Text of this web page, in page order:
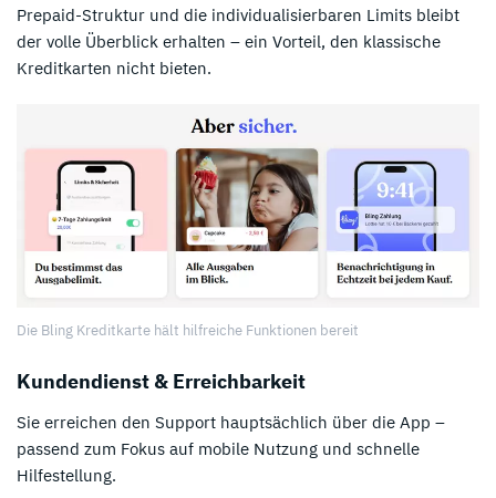
Prepaid-Struktur und die individualisierbaren Limits bleibt
der volle Überblick erhalten – ein Vorteil, den klassische
Kreditkarten nicht bieten.
Die Bling Kreditkarte hält hilfreiche Funktionen bereit
Kundendienst & Erreichbarkeit
Sie erreichen den Support hauptsächlich über die App –
passend zum Fokus auf mobile Nutzung und schnelle
Hilfestellung.